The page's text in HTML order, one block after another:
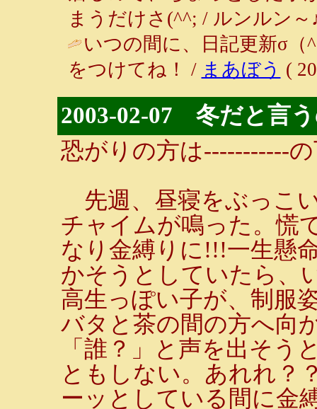
まうだけさ(^^; / ルンルン～
いつの間に、日記更新σ
をつけてね！ / まあぼう (
2003-02-07 冬だと言
恐がりの方は-----------
先週、昼寝をぶっこ
チャイムが鳴った。慌
なり金縛りに!!!一生懸
かそうとしていたら、
高生っぽい子が、制服
バタと茶の間の方へ向
「誰？」と声を出そう
ともしない。あれれ？
ーッとしている間に金